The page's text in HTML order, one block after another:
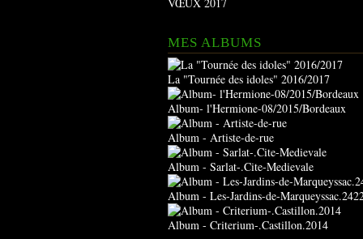
MES ALBUMS
La "Tournée des idoles" 2016/2017
Album- l'Hermione-08/2015/Bordeaux
Album - Artiste-de-rue
Album - Sarlat-.Cite-Medievale
Album - Les-Jardins-de-
Album - Criterium-.Castillon.2014